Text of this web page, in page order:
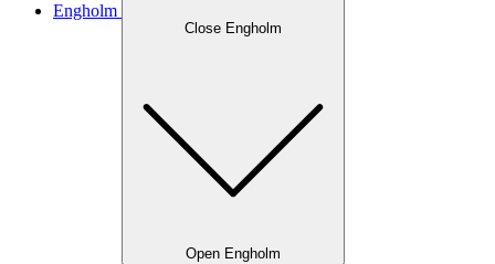
Engholm
Close Engholm
Open Engholm